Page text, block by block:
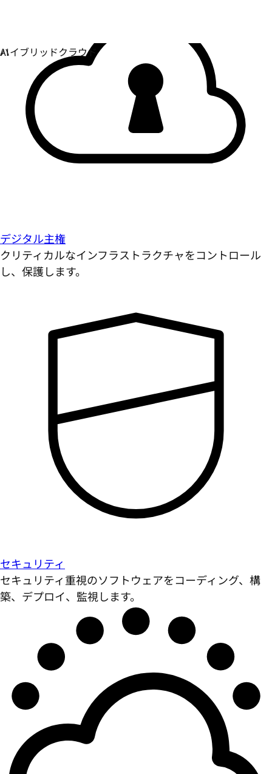
デジタル主権
クリティカルなインフラストラクチャをコントロール
し、保護します。
セキュリティ
セキュリティ重視のソフトウェアをコーディング、構
築、デプロイ、監視します。